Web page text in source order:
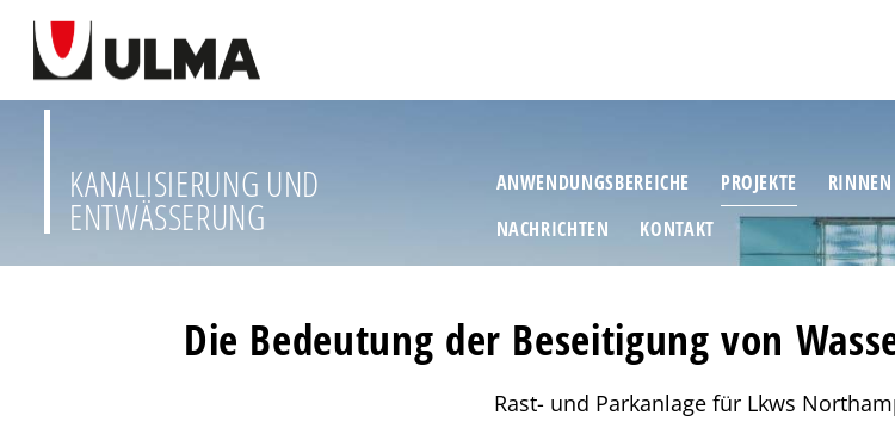
KANALISIERUNG UND
ENTWÄSSERUNG
ANWENDUNGSBEREICHE PROJEKTE
NACHRICHTEN
KONTAKT
Die Bedeutung der Beseitigung von
Rast- und Parkanlage für Lkws